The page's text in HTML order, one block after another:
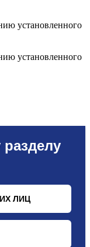
установленного
установленного